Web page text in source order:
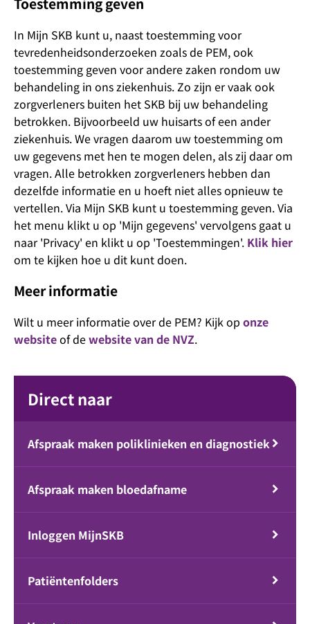
In Mijn SKB kunt u, naast toestemming voor
tevredenheidsonderzoeken zoals de PEM, ook
toestemming geven voor andere zaken rondom uw
behandeling in ons ziekenhuis. Zo zijn er vaak ook
zorgverleners buiten het SKB bij uw behandeling
betrokken. Bijvoorbeeld uw huisarts of een ander
ziekenhuis. We vragen daarom uw toestemming om
uw gegevens met hen te mogen delen, als zij daar om
vragen. Alle betrokken zorgverleners hebben dan
dezelfde informatie en u hoeft niet alles opnieuw te
vertellen. Via Mijn SKB kunt u toestemming geven. Via
het menu klikt u op 'Mijn gegevens' vervolgens gaat u
naar 'Privacy' en klikt u op 'Toestemmingen'. Klik hier
om te kijken hoe u dit kunt doen.
Meer informatie
Wilt u meer informatie over de PEM? Kijk op onze
websiteof dewebsite van de NVZ.
Direct naar
Afspraak maken poliklinieken en diagnostiek
Afspraak maken bloedafname
Inloggen MijnSKB
Patiëntenfolders